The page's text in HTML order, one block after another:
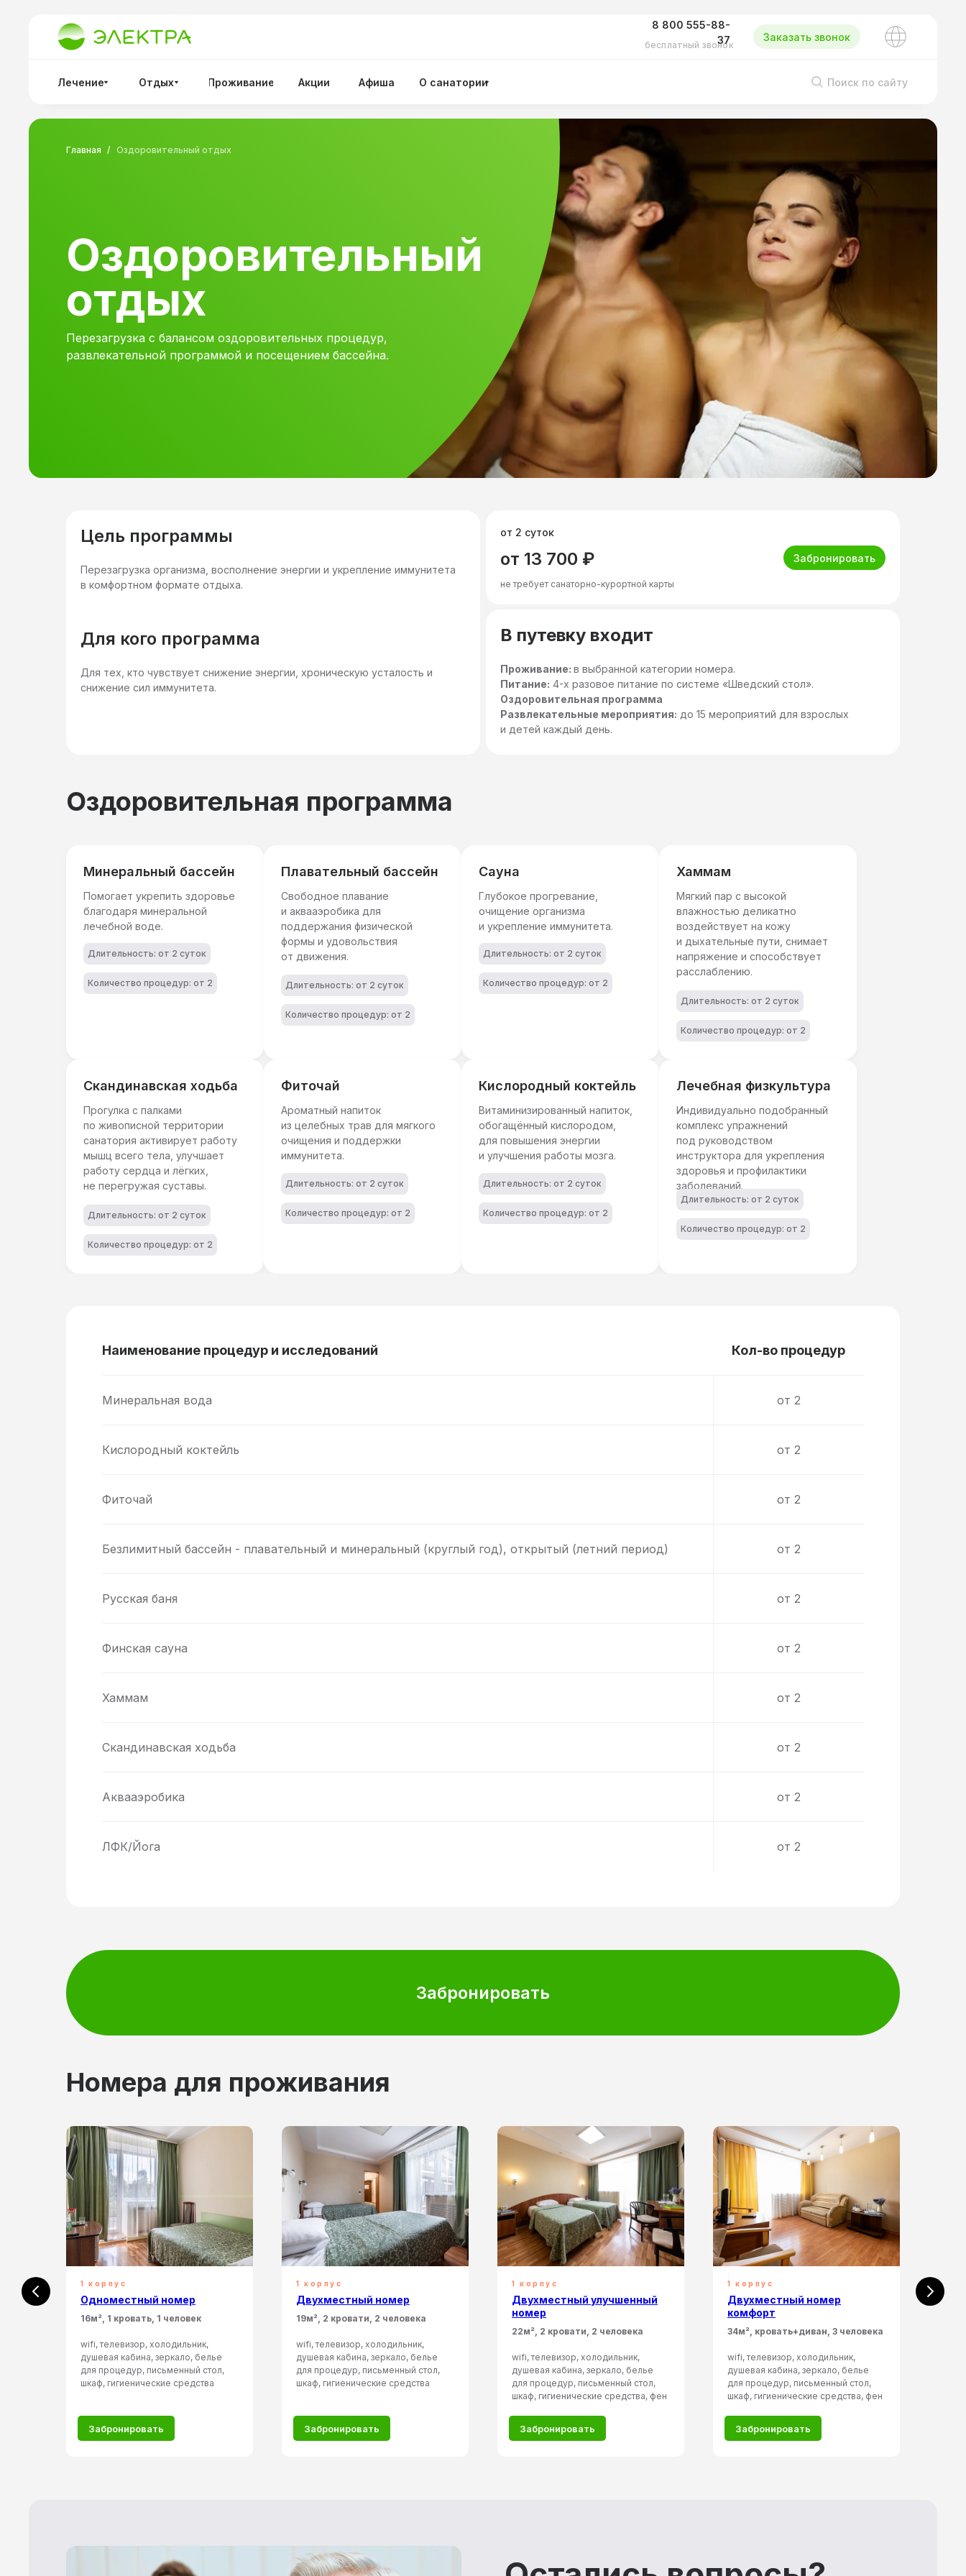
Лечение Отдых Проживание Акции Афиша О санатории Поиск по сайту
Заказать звонок
бесплатный звонок
8 800 555-88-
37
Оздоровительный
отдых
Перезагрузка с балансом оздоровительных процедур,
развлекательной программой и посещением бассейна.
Оздоровительный отдых
/
Главная
Цель программы
Перезагрузка организма, восполнение энергии и укрепление иммунитета
в комфортном формате отдыха.
Для кого программа
Для тех, кто чувствует снижение энергии, хроническую усталость и
снижение сил иммунитета.
Забронировать
не требует санаторно-курортной карты
от 13 700 ₽
от 2 суток
В путевку входит
Проживание: в выбранной категории номера.
Питание: 4-х разовое питание по системе «Шведский стол».
Оздоровительная программа
Развлекательные мероприятия: до 15 мероприятий для взрослых
и детей каждый день.
Оздоровительная программа
Минеральный бассейн
Помогает укрепить здоровье
благодаря минеральной
лечебной воде.
Длительность: от 2 суток
Количество процедур: от 2
Плавательный бассейн
Свободное плавание
и аквааэробика для
поддержания физической
формы и удовольствия
от движения.
Длительность: от 2 суток
Количество процедур: от 2
Сауна
Глубокое прогревание,
очищение организма
и укрепление иммунитета.
Длительность: от 2 суток
Количество процедур: от 2
Хаммам
Мягкий пар с высокой
влажностью деликатно
воздействует на кожу
и дыхательные пути, снимает
напряжение и способствует
расслаблению.
Длительность: от 2 суток
Количество процедур: от 2
Скандинавская ходьба
Прогулка с палками
по живописной территории
санатория активирует работу
мышц всего тела, улучшает
работу сердца и лёгких,
не перегружая суставы.
Длительность: от 2 суток
Количество процедур: от 2
Фиточай
Ароматный напиток
из целебных трав для мягкого
очищения и поддержки
иммунитета.
Длительность: от 2 суток
Количество процедур: от 2
Кислородный коктейль
Витаминизированный напиток,
обогащённый кислородом,
для повышения энергии
и улучшения работы мозга.
Длительность: от 2 суток
Количество процедур: от 2
Лечебная физкультура
Индивидуально подобранный
комплекс упражнений
под руководством
инструктора для укрепления
здоровья и профилактики
заболеваний.
Длительность: от 2 суток
Количество процедур: от 2
Наименование процедур и исследований Кол-во процедур
Минеральная вода от 2
Кислородный коктейль от 2
Фиточай от 2
Безлимитный бассейн - плавательный и минеральный (круглый год), открытый (летний период) от 2
Русская баня от 2
Финская сауна от 2
Хаммам от 2
Скандинавская ходьба от 2
Аквааэробика от 2
ЛФК/Йога от 2
Забронировать
Номера для проживания
1 корпус
Одноместный номер
16м², 1 кровать, 1 человек
wifi, телевизор, холодильник,
душевая кабина, зеркало, белье
для процедур, письменный стол,
шкаф, гигиенические средства
Забронировать
1 корпус
Двухместный номер
19м², 2 кровати, 2 человека
wifi, телевизор, холодильник,
душевая кабина, зеркало, белье
для процедур, письменный стол,
шкаф, гигиенические средства
Забронировать
1 корпус
Двухместный улучшенный
номер
22м², 2 кровати, 2 человека
wifi, телевизор, холодильник,
душевая кабина, зеркало, белье
для процедур, письменный стол,
шкаф, гигиенические средства, фен
Забронировать
1 корпус
Двухместный номер
комфорт
34м², кровать+диван, 3 человека
wifi, телевизор, холодильник,
душевая кабина, зеркало, белье
для процедур, письменный стол,
шкаф, гигиенические средства, фен
Забронировать